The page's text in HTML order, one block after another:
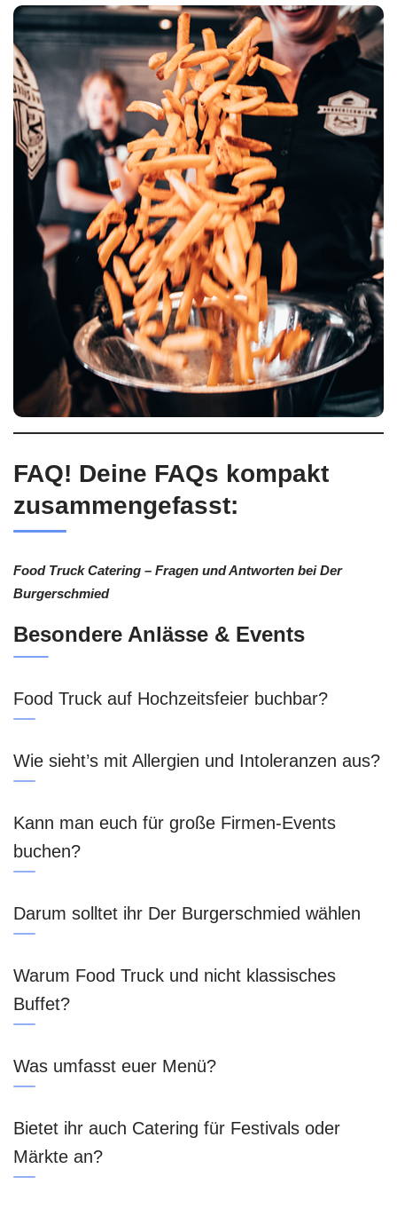
FAQ! Deine FAQs kompakt
zusammengefasst:
Food Truck Catering – Fragen und Antworten bei Der
Burgerschmied
Besondere Anlässe & Events
Food Truck auf Hochzeitsfeier buchbar?
Wie sieht’s mit Allergien und Intoleranzen aus?
Kann man euch für große Firmen-Events
buchen?
Darum solltet ihr Der Burgerschmied wählen
Warum Food Truck und nicht klassisches
Buffet?
Was umfasst euer Menü?
Bietet ihr auch Catering für Festivals oder
Märkte an?